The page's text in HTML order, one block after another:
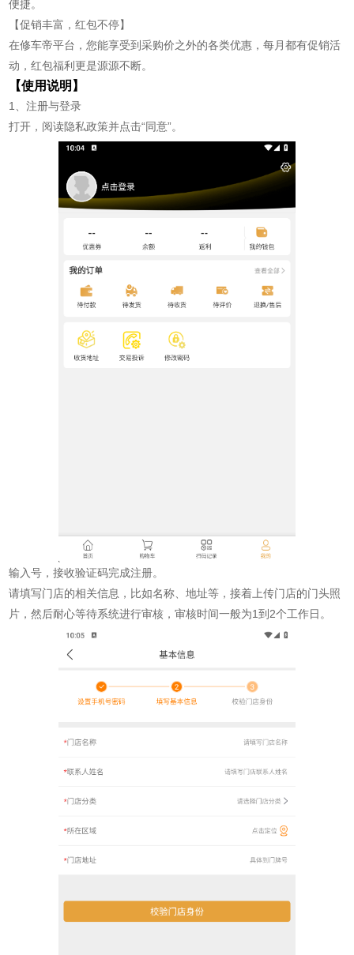
便捷。
【促销丰富，红包不停】
在修车帝平台，您能享受到采购价之外的各类优惠，每月都有促销活
动，红包福利更是源源不断。
【使用说明】
1、注册与登录
打开，阅读隐私政策并点击“同意”。
输入号，接收验证码完成注册。
请填写门店的相关信息，比如名称、地址等，接着上传门店的门头照
片，然后耐心等待系统进行审核，审核时间一般为1到2个工作日。